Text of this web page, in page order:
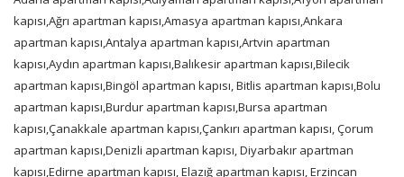
kapısı,Ağrı apartman kapısı,Amasya apartman kapısı,Ankara
apartman kapısı,Antalya apartman kapısı,Artvin apartman
kapısı,Aydın apartman kapısı,Balıkesir apartman kapısı,Bilecik
apartman kapısı,Bingöl apartman kapısı, Bitlis apartman kapısı,Bolu
apartman kapısı,Burdur apartman kapısı,Bursa apartman
kapısı,Çanakkale apartman kapısı,Çankırı apartman kapısı, Çorum
apartman kapısı,Denizli apartman kapısı, Diyarbakır apartman
kapısı,Edirne apartman kapısı, Elazığ apartman kapısı, Erzincan